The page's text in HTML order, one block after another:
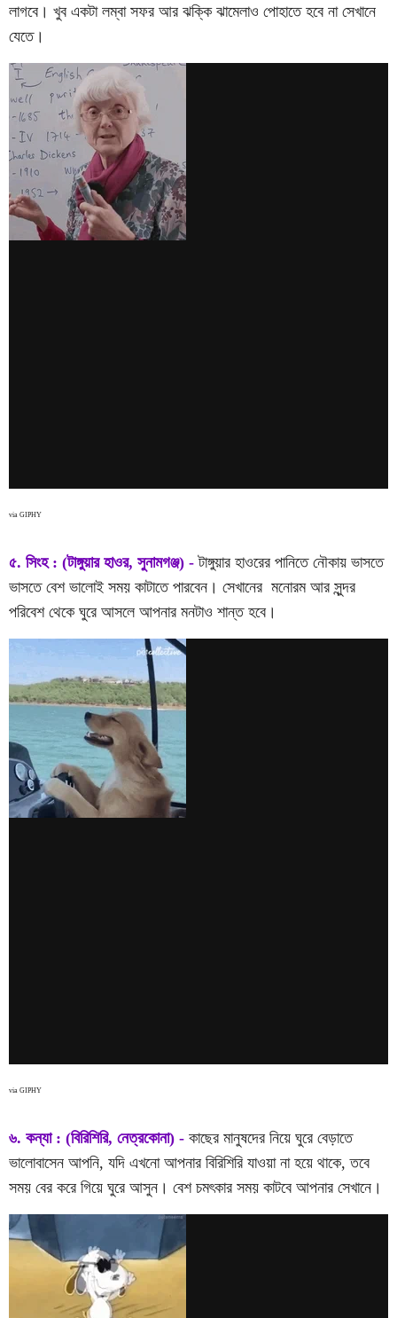
লাগবে। খুব একটা লম্বা সফর আর ঝক্কি ঝামেলাও পোহাতে হবে না সেখানে
যেতে।
via GIPHY
৫. সিংহ : (টাঙ্গুয়ার হাওর, সুনামগঞ্জ) - টাঙ্গুয়ার হাওরের পানিতে নৌকায় ভাসতে
ভাসতে বেশ ভালোই সময় কাটাতে পারবেন। সেখানের মনোরম আর সুন্দর
পরিবেশ থেকে ঘুরে আসলে আপনার মনটাও শান্ত হবে।
via GIPHY
৬. কন্যা : (বিরিশিরি, নেত্রকোনা) - কাছের মানুষদের নিয়ে ঘুরে বেড়াতে
ভালোবাসেন আপনি, যদি এখনো আপনার বিরিশিরি যাওয়া না হয়ে থাকে, তবে
সময় বের করে গিয়ে ঘুরে আসুন। বেশ চমৎকার সময় কাটবে আপনার সেখানে।